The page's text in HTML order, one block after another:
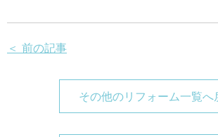
＜ 前の記事
その他のリフォーム一覧へ